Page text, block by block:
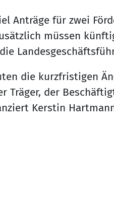
für zwei
müssen
die kurzfristigen
der
Kerstin